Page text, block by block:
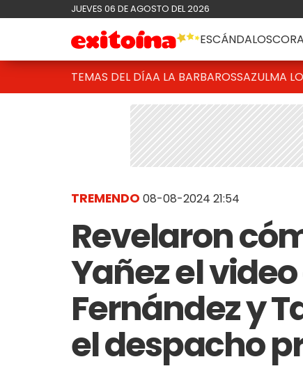
JUEVES 06 DE AGOSTO DEL 2026
ESCÁNDALOS
TEMAS DEL DÍAA LA BARBAROSSAZULMA
TREMENDO 08-08-2024 21:54
Revelaron
Yañez el
Fernández y
el despacho